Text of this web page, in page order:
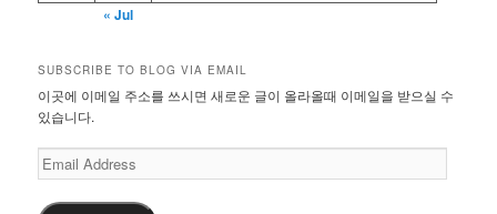
« Jul
SUBSCRIBE TO BLOG VIA EMAIL
이곳에 이메일 주소를 쓰시면 새로운 글이 올라올때 이메일을 받으실 수
있습니다.
Email
Address